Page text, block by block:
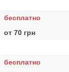
бесплатно
от 70 грн
бесплатно